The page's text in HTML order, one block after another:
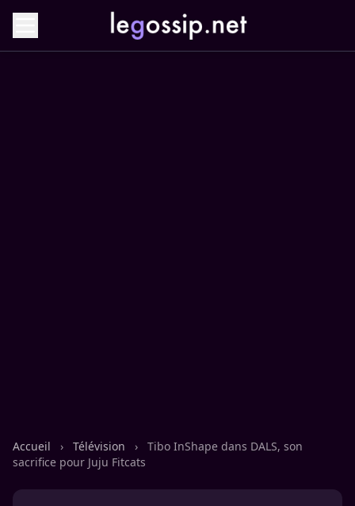
Accueil › Télévision ›
Tibo InShape dans DALS, son
sacrifice pour Juju Fitcats